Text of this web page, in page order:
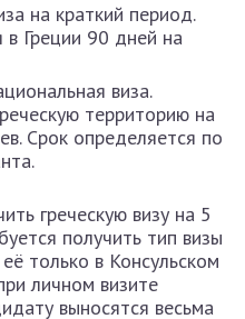
на краткий период.
Греции 90 дней на
виза.
территорию на
Срок определяется по
греческую визу на 5
получить тип визы
только в Консульском
личном визите
выносятся весьма